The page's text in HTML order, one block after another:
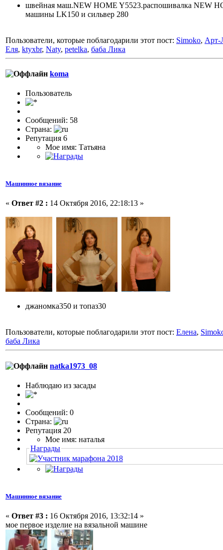
швейная маш.NEW HOME Y5523.распошивалка NEW
машины LK150 и сильвер 280
Пользователи, которые поблагодарили этот пост: Simoko, Арт-
Еля, ktyxbr, Naty, petelka, баба Лика
koma
Пользовaтeль
Сообщений: 58
Страна:
Репутация 6
Мое имя: Татьяна
Машинное вязание
« Ответ #2 : 14 Октября 2016, 22:18:13 »
джаномка350 и топаз30
Пользователи, которые поблагодарили этот пост: Елена,
баба Лика
natka1973_08
Наблюдаю из засады
Сообщений: 0
Страна:
Репутация 20
Мое имя: наталья
Награды
Машинное вязание
« Ответ #3 : 16 Октября 2016, 13:32:14 »
мое первое изделие на вязальной машине